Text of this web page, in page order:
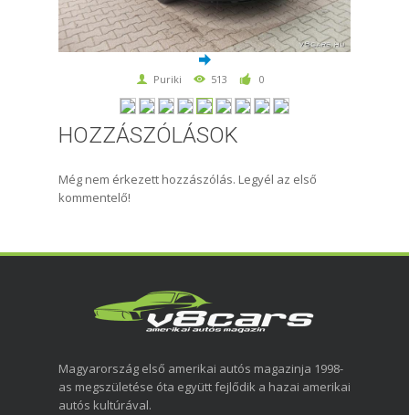
Puriki 513 0
HOZZÁSZÓLÁSOK
Még nem érkezett hozzászólás. Legyél az első
kommentelő!
Magyarország első amerikai autós magazinja 1998-
as megszületése óta együtt fejlődik a hazai amerikai
autós kultúrával.